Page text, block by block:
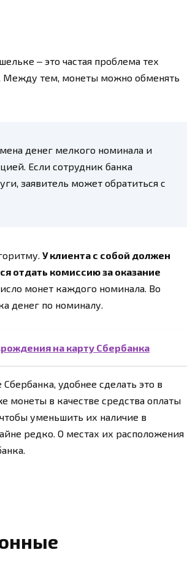
‒ это частая проблема тех
Между тем, монеты можно обменять
денег мелкого номинала и
Если сотрудник банка
заявитель может обратиться с
У клиента с собой должен
отдать комиссию за оказание
монет каждого номинала. Во
денег по номиналу.
на карту Сбербанка
удобнее сделать это в
монеты в качестве средства оплаты
уменьшить их наличие в
редко. О местах их расположения